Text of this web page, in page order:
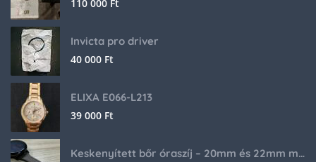
110 000 Ft
Invicta pro driver
40 000 Ft
ELIXA E066-L213
39 000 Ft
Keskenyített bőr óraszíj – 20mm és 22mm méretben